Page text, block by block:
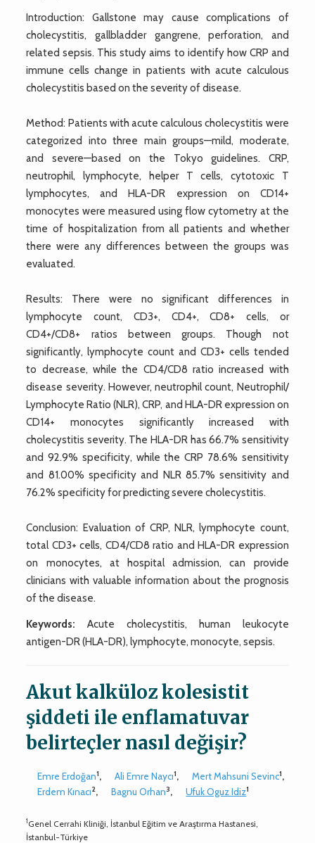
Introduction: Gallstone may cause complications of
cholecystitis, gallbladder gangrene, perforation, and
related sepsis. This study aims to identify how CRP and
immune cells change in patients with acute calculous
cholecystitis based on the severity of disease.
Method: Patients with acute calculous cholecystitis were
categorized into three main groups—mild, moderate,
and severe—based on the Tokyo guidelines. CRP,
neutrophil, lymphocyte, helper T cells, cytotoxic T
lymphocytes, and HLA-DR expression on CD14+
monocytes were measured using flow cytometry at the
time of hospitalization from all patients and whether
there were any differences between the groups was
evaluated.
Results: There were no significant differences in
lymphocyte count, CD3+, CD4+, CD8+ cells, or
CD4+/CD8+ ratios between groups. Though not
significantly, lymphocyte count and CD3+ cells tended
to decrease, while the CD4/CD8 ratio increased with
disease severity. However, neutrophil count, Neutrophil/
Lymphocyte Ratio (NLR), CRP, and HLA-DR expression on
CD14+ monocytes significantly increased with
cholecystitis severity. The HLA-DR has 66.7% sensitivity
and 92.9% specificity, while the CRP 78.6% sensitivity
and 81.00% specificity and NLR 85.7% sensitivity and
76.2% specificity for predicting severe cholecystitis.
Conclusion: Evaluation of CRP, NLR, lymphocyte count,
total CD3+ cells, CD4/CD8 ratio and HLA-DR expression
on monocytes, at hospital admission, can provide
clinicians with valuable information about the prognosis
of the disease.
Keywords: Acute cholecystitis, human leukocyte
antigen-DR (HLA-DR), lymphocyte, monocyte, sepsis.
Akut kalküloz kolesistit
şiddeti ile enflamatuvar
belirteçler nasıl değişir?
Emre Erdoğan1, Ali Emre Naycı1, Mert Mahsuni Sevinc1,
Erdem Kınacı2, Bagnu Orhan3, Ufuk Oguz Idiz1
1Genel Cerrahi Kliniği, İstanbul Eğitim ve Araştırma Hastanesi,
İstanbul-Türkiye